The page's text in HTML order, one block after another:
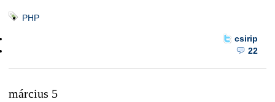
PHP
csirip
22
március 5